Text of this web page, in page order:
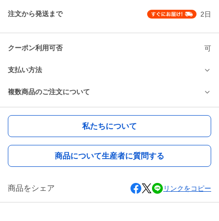
注文から発送まで 2日
クーポン利用可否 可
支払い方法
複数商品のご注文について
私たちについて
商品について生産者に質問する
商品をシェア リンクをコピー